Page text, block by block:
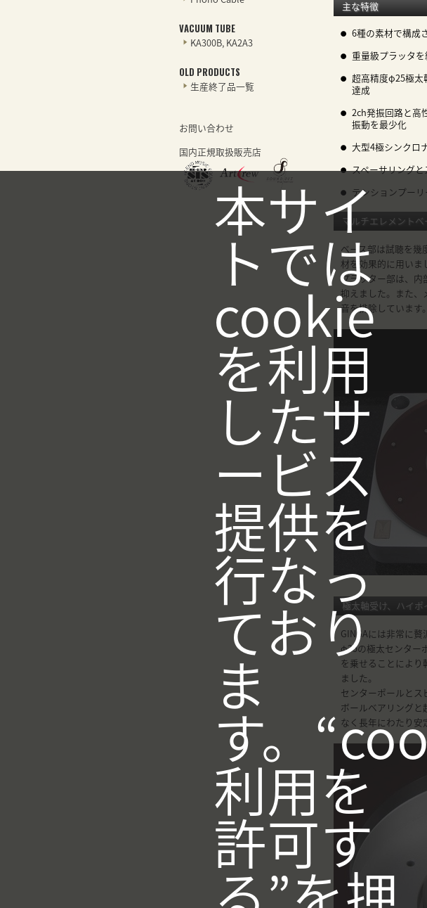
VACUUM TUBE
KA300B, KA2A3
OLD PRODUCTS
生産終了品一覧
お問い合わせ
国内正規取扱販売店
主な特徴
6種の素材で構成
重量級プラッタ
超高精度φ25極太
達成
2ch発振回路と高
振動を最少化
大型4極シンクロ
スペーサリング
テンションプー
マルチエレメント
ベース部は試聴を幾
材を効果的に用いま
プラッター部は、内
抑えました。また、
音を排除しています。
極太軸受け、ハイポ
GINGAには非常に贅
φ25の極太センター
を乗せることによ
ました。
センターポールとス
ボールベアリングと
なく長年にわたり安
本サイ
トでは
cookie
を利用
したサ
ービス
提供を
行なっ
ており
ま
す。
利用を
許可す